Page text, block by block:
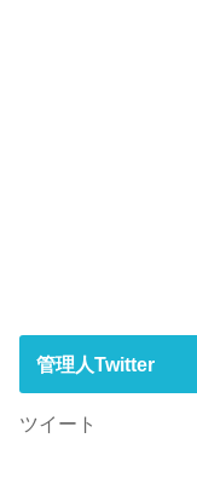
管理人Twitter
ツイート